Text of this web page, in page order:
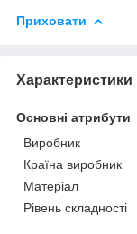
Приховати
Характеристики
Основні атрибути
Виробник
Країна виробник
Матеріал
Рівень складності